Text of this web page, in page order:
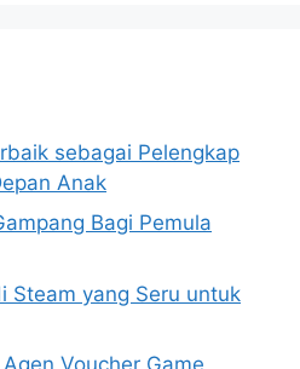
sebagai Pelengkap
Anak
Bagi Pemula
Steam yang Seru untuk